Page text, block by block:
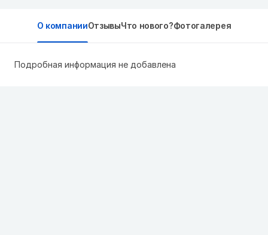
О компанииОтзывыЧто нового?Фотогалерея
Подробная информация не добавлена